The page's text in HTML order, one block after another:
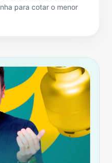
para cotar o menor